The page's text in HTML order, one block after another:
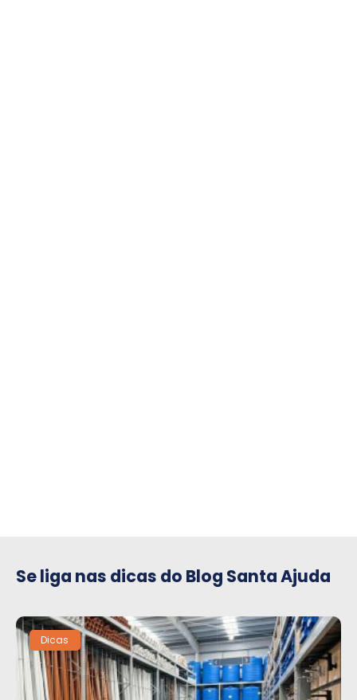
Se liga nas dicas do Blog Santa Ajuda
Dicas